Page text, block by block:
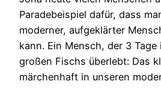
Paradebeispiel dafür, dass
moderner, aufgeklärter
kann. Ein Mensch, der 3 Tage
großen Fischs überlebt: Das
märchenhaft in unseren